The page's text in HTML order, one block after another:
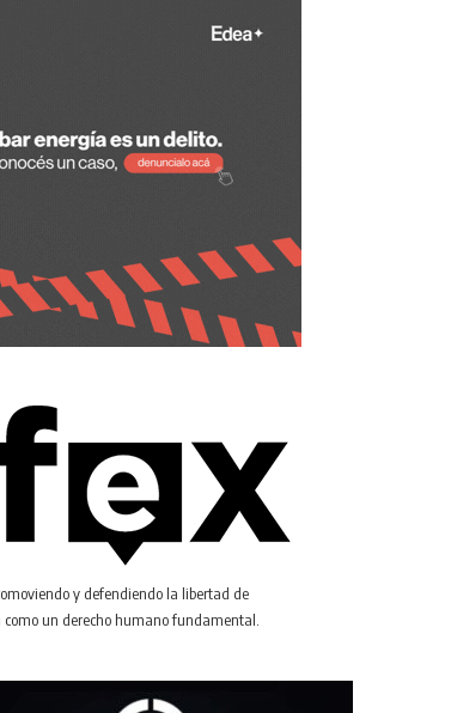
y defendiendo la libertad de
como un derecho humano fundamental.